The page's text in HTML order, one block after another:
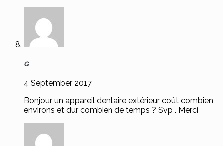
G
4 September 2017
Bonjour un appareil dentaire extérieur coût combien
environs et dur combien de temps ? Svp . Merci